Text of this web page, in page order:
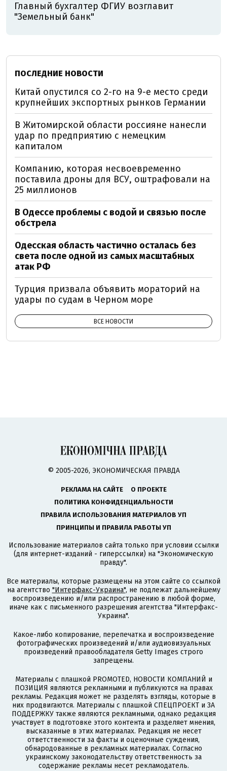
Главный бухгалтер ФГИУ возглавит
"Земельный банк"
ПОСЛЕДНИЕ НОВОСТИ
Китай опустился со 2-го на 9-е место среди
крупнейших экспортных рынков Германии
В Житомирской области россияне нанесли
удар по предприятию с немецким
капиталом
Компанию, которая несвоевременно
поставила дроны для ВСУ, оштрафовали на
25 миллионов
В Одессе проблемы с водой и связью после
обстрела
Одесская область частично осталась без
света после одной из самых масштабных
атак РФ
Турция призвала объявить мораторий на
удары по судам в Черном море
ВСЕ НОВОСТИ
© 2005-2026, ЭКОНОМИЧЕСКАЯ ПРАВДА
РЕКЛАМА НА САЙТЕ
О ПРОЕКТЕ
ПОЛИТИКА КОНФИДЕНЦИАЛЬНОСТИ
ПРАВИЛА ИСПОЛЬЗОВАНИЯ МАТЕРИАЛОВ УП
ПРИНЦИПЫ И ПРАВИЛА РАБОТЫ УП
Использование материалов сайта только при условии ссылки
(для интернет-изданий - гиперссылки) на "Экономическую
правду".
Все материалы, которые размещены на этом сайте со ссылкой
на агентство "Интерфакс-Украина", не подлежат дальнейшему
воспроизведению и/или распространению в любой форме,
иначе как с письменного разрешения агентства "Интерфакс-
Украина".
Какое-либо копирование, перепечатка и воспроизведение
фотографических произведений и/или аудиовизуальных
произведений правообладателя Getty Images строго
запрещены.
Материалы с плашкой PROMOTED, НОВОСТИ КОМПАНИЙ и
ПОЗИЦИЯ являются рекламными и публикуются на правах
рекламы. Редакция может не разделять взгляды, которые в
них продвигаются. Материалы с плашкой СПЕЦПРОЕКТ и ЗА
ПОДДЕРЖКУ также являются рекламными, однако редакция
участвует в подготовке этого контента и разделяет мнения,
высказанные в этих материалах. Редакция не несет
ответственности за факты и оценочные суждения,
обнародованные в рекламных материалах. Согласно
украинскому законодательству ответственность за
содержание рекламы несет рекламодатель.